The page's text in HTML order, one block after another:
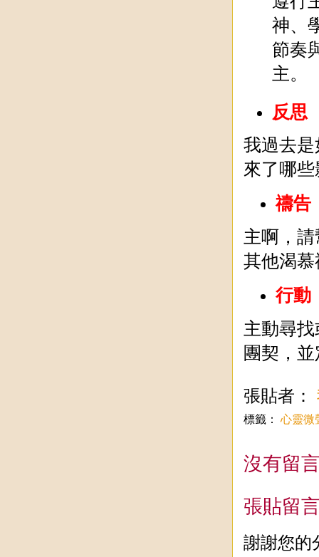
神、
節奏
主。
反思
我過去
來了哪
禱告
主啊，
其他渴
行動
主動尋
團契，
張貼者：
標籤： 心靈微
沒有留
張貼留
謝謝您的